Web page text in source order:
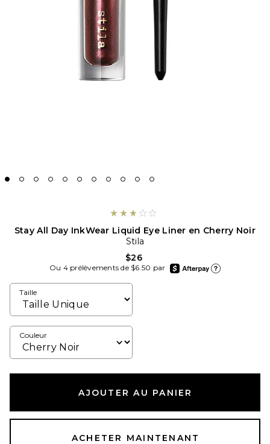
Stay All Day InkWear Liquid Eye Liner en Cherry Noir
Stila
$26
Ou 4 prélèvements de $6.50 par
afterpay
Taille
Couleur
AJOUTER AU PANIER
ACHETER MAINTENANT